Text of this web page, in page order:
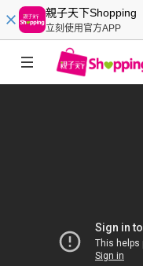
親子天下Shopping
立刻使用官方APP